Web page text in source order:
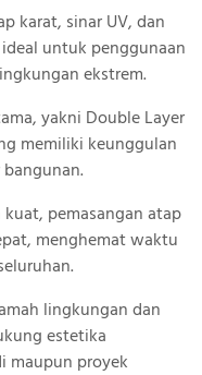
karat, sinar UV, dan
untuk penggunaan
ekstrem.
yakni Double Layer
memiliki keunggulan
pemasangan atap
menghemat waktu
lingkungan dan
estetika
maupun proyek